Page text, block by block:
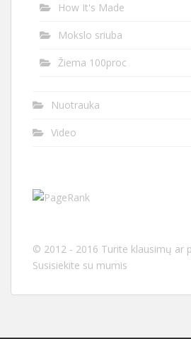
How It's Made
Mokslo sriuba
Žiema 100proc
Nuotrauka
Video
© 2012 - 2016 Turite klausimų ar
Susisiekite su mumis